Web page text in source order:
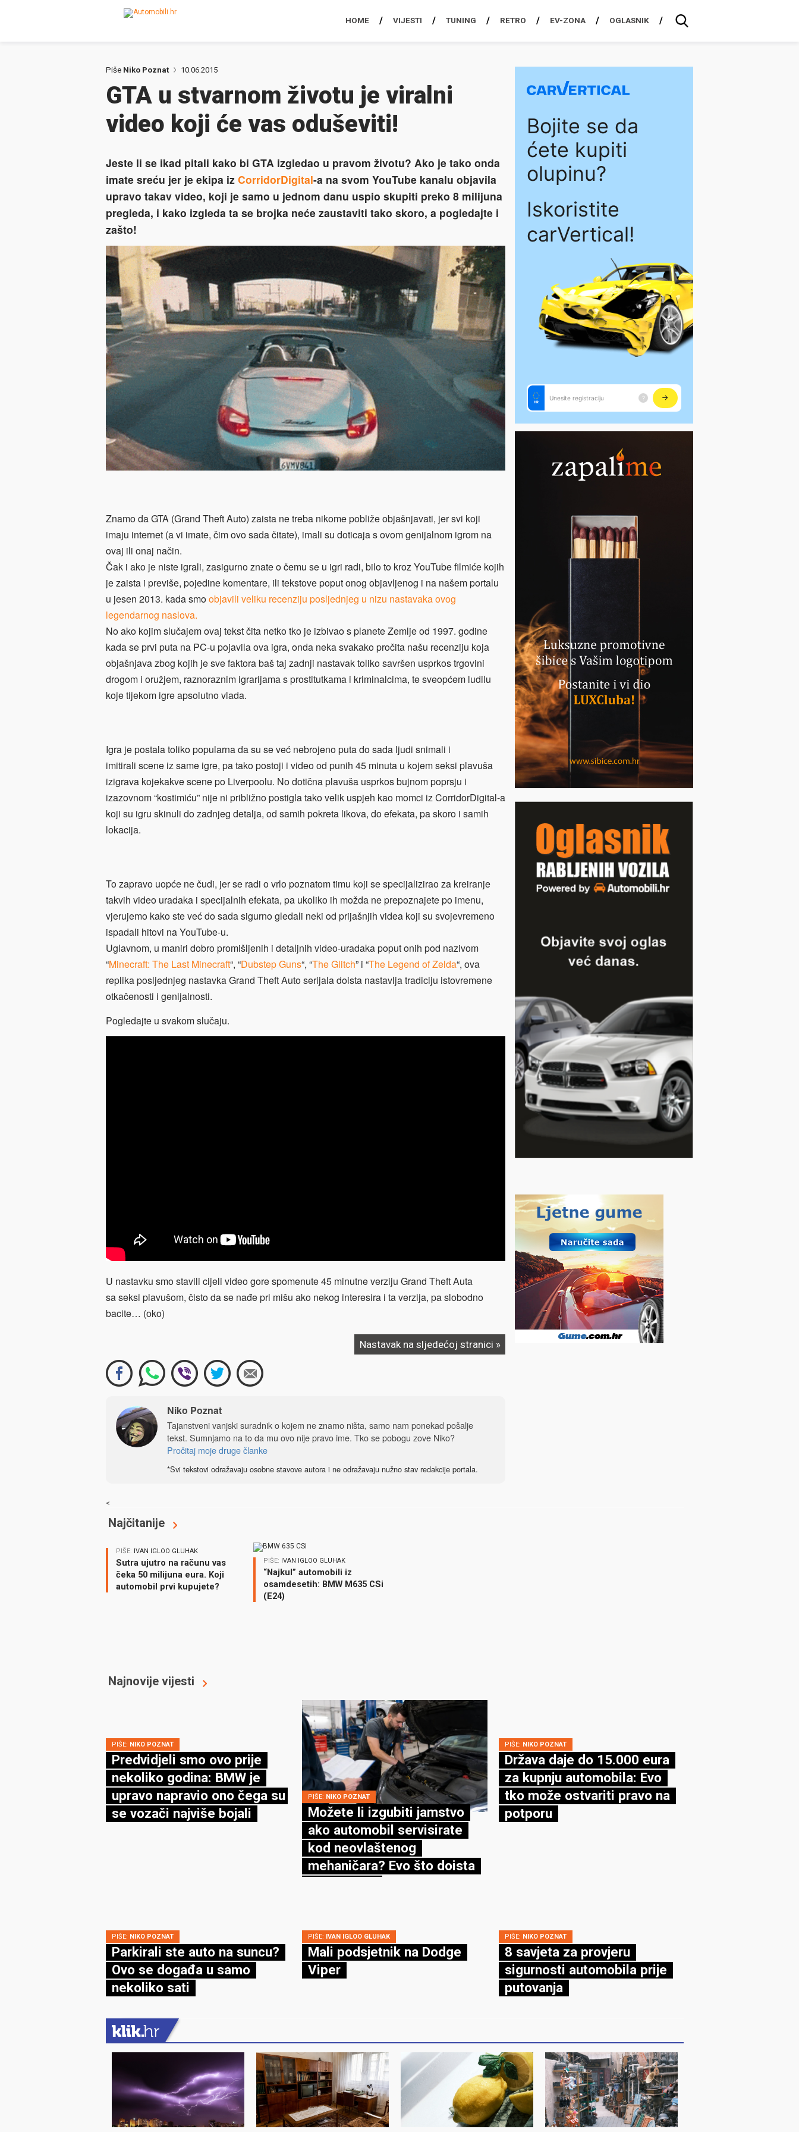
HOME VIJESTI TUNING RETRO EV-ZONA OGLASNIK
Piše Niko Poznat 10.06.2015
GTA u stvarnom životu je viralni
video koji će vas oduševiti!
Jeste li se ikad pitali kako bi GTA izgledao u pravom životu? Ako je tako onda
imate sreću jer je ekipa iz CorridorDigital-a na svom YouTube kanalu objavila
upravo takav video, koji je samo u jednom danu uspio skupiti preko 8 milijuna
pregleda, i kako izgleda ta se brojka neće zaustaviti tako skoro, a pogledajte i
zašto!
Znamo da GTA (Grand Theft Auto) zaista ne treba nikome pobliže objašnjavati, jer svi koji
imaju internet (a vi imate, čim ovo sada čitate), imali su doticaja s ovom genijalnom igrom na
ovaj ili onaj način.
Čak i ako je niste igrali, zasigurno znate o čemu se u igri radi, bilo to kroz YouTube filmiće kojih
je zaista i previše, pojedine komentare, ili tekstove poput onog objavljenog i na našem portalu
u jesen 2013. kada smoobjavili veliku recenziju posljednjeg u nizu nastavaka ovog
legendarnog naslova.
No ako kojim slučajem ovaj tekst čita netko tko je izbivao s planete Zemlje od 1997. godine
kada se prvi puta na PC-u pojavila ova igra, onda neka svakako pročita našu recenziju koja
objašnjava zbog kojih je sve faktora baš taj zadnji nastavak toliko savršen usprkos trgovini
drogom i oružjem, raznoraznim igrarijama s prostitutkama i kriminalcima, te sveopćem ludilu
koje tijekom igre apsolutno vlada.
Igra je postala toliko popularna da su se već nebrojeno puta do sada ljudi snimali i
imitirali scene iz same igre, pa tako postoji i video od punih 45 minuta u kojem seksi plavuša
izigrava kojekakve scene po Liverpoolu. No dotična plavuša usprkos bujnom poprsju i
izazovnom “kostimiću” nije ni približno postigla tako velik uspjeh kao momci iz CorridorDigital-a
koji su igru skinuli do zadnjeg detalja, od samih pokreta likova, do efekata, pa skoro i samih
lokacija.
To zapravo uopće ne čudi, jer se radi o vrlo poznatom timu koji se specijalizirao za kreiranje
takvih video uradaka i specijalnih efekata, pa ukoliko ih možda ne prepoznajete po imenu,
vjerujemo kako ste već do sada sigurno gledali neki od prijašnjih videa koji su svojevremeno
ispadali hitovi na YouTube-u.
Uglavnom, u maniri dobro promišljenih i detaljnih video-uradaka poput onih pod nazivom
“Minecraft: The Last Minecraft“, “Dubstep Guns“, “The Glitch” i “The Legend of Zelda“, ova
replika posljednjeg nastavka Grand Theft Auto serijala doista nastavlja tradiciju istovremene
otkačenosti i genijalnosti.
Pogledajte u svakom slučaju.
U nastavku smo stavili cijeli video gore spomenute 45 minutne verziju Grand Theft Auta
sa seksi plavušom, čisto da se nađe pri mišu ako nekog interesira i ta verzija, pa slobodno
bacite… (oko)
Nastavak na sljedećoj stranici »
Niko Poznat
Tajanstveni vanjski suradnik o kojem ne znamo ništa, samo nam ponekad pošalje
tekst. Sumnjamo na to da mu ovo nije pravo ime. Tko se pobogu zove Niko?
Pročitaj moje druge članke
*Svi tekstovi odražavaju osobne stavove autora i ne odražavaju nužno stav redakcije portala.
<
Najčitanije
PIŠE: IVAN IGLOO GLUHAK
Sutra ujutro na računu vas
čeka 50 milijuna eura. Koji
automobil prvi kupujete?
PIŠE: IVAN IGLOO GLUHAK
“Najkul” automobili iz
osamdesetih: BMW M635 CSi
(E24)
Najnovije vijesti
PIŠE: NIKO POZNAT
Predvidjeli smo ovo prije
nekoliko godina: BMW je
upravo napravio ono čega su
se vozači najviše bojali
PIŠE: NIKO POZNAT
Možete li izgubiti jamstvo
ako automobil servisirate
kod neovlaštenog
mehaničara? Evo što doista
PIŠE: NIKO POZNAT
Država daje do 15.000 eura
za kupnju automobila: Evo
tko može ostvariti pravo na
potporu
PIŠE: NIKO POZNAT
Parkirali ste auto na suncu?
Ovo se događa u samo
nekoliko sati
PIŠE: IVAN IGLOO GLUHAK
Mali podsjetnik na Dodge
Viper
PIŠE: NIKO POZNAT
8 savjeta za provjeru
sigurnosti automobila prije
putovanja